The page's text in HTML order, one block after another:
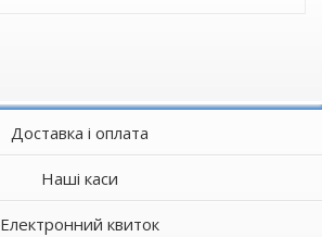
Доставка і оплата
Наші каси
Електронний квиток